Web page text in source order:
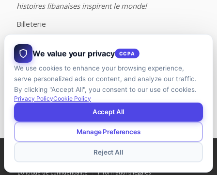
histoires libanaises inspirent le monde!
Billeterie
FOLLOW US ON FACEBOOK
© Copyright - LFFC | Conçu et développé par
politique de confidentialité Informations légales
We value your privacy CCPA
We use cookies to enhance your browsing experience,
serve personalized ads or content, and analyze our traffic.
By clicking "Accept All", you consent to our use of cookies.
Privacy PolicyCookie Policy
Accept All
Manage Preferences
Reject All